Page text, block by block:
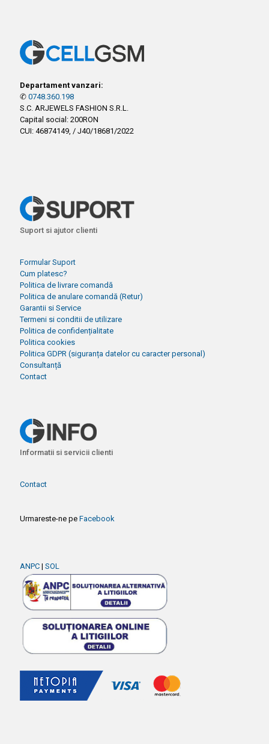
Departament vanzari:
✆ 0748.360.198
S.C. ARJEWELS FASHION S.R.L.
Capital social: 200RON
CUI: 46874149, / J40/18681/2022
Suport si ajutor clienti
Formular Suport
Cum platesc?
Politica de livrare comandă
Politica de anulare comandă (Retur)
Garantii si Service
Termeni si conditii de utilizare
Politica de confidențialitate
Politica cookies
Politica GDPR (siguranța datelor cu caracter personal)
Consultanță
Contact
Informatii si servicii clienti
Contact
Urmareste-ne pe Facebook
ANPC | SOL